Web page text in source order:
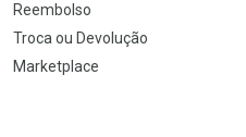
Reembolso
Troca ou Devolução
Marketplace